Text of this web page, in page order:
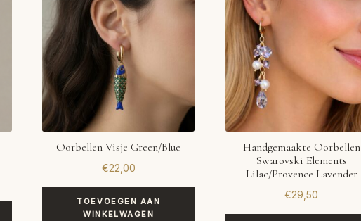
Oorbellen Visje Green/Blue
€22,00
TOEVOEGEN AAN
WINKELWAGEN
Handgemaakte Oorbellen
Swarovski Elements
Lilac/Provence Lavender
€29,50